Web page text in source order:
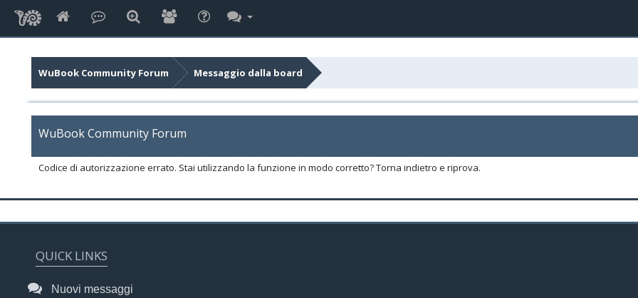
WuBook Community Forum Messaggio dalla board
WuBook Community Forum
Codice di autorizzazione errato. Stai utilizzando la funzione in modo corretto? Torna indietro e riprova.
QUICK LINKS
Nuovi messaggi